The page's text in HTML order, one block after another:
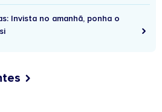
Invista no amanhã, ponha o